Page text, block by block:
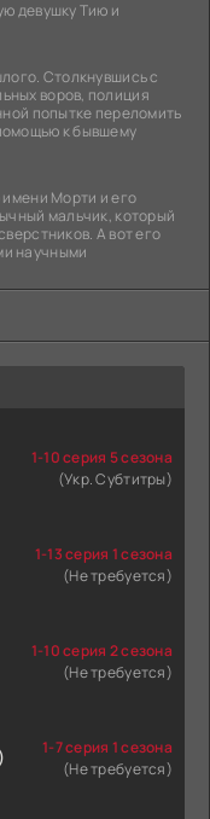
девушку Тию и
Столкнувшись с
воров, полиция
попытке переломить
к бывшему
Морти и его
мальчик, который
А вот его
научными
1-10 серия 5 сезона
(Укр. Субтитры)
1-13 серия 1 сезона
(Не требуется)
1-10 серия 2 сезона
(Не требуется)
1-7 серия 1 сезона
(Не требуется)